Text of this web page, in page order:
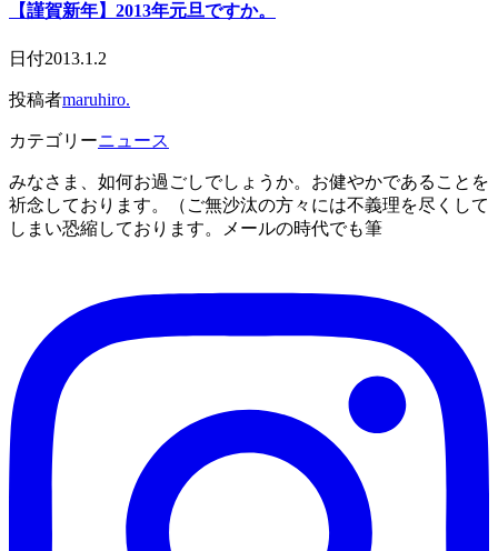
【謹賀新年】2013年元旦ですか。
日付2013.1.2
投稿者maruhiro.
カテゴリーニュース
みなさま、如何お過ごしでしょうか。お健やかであることを
祈念しております。（ご無沙汰の方々には不義理を尽くして
しまい恐縮しております。メールの時代でも筆